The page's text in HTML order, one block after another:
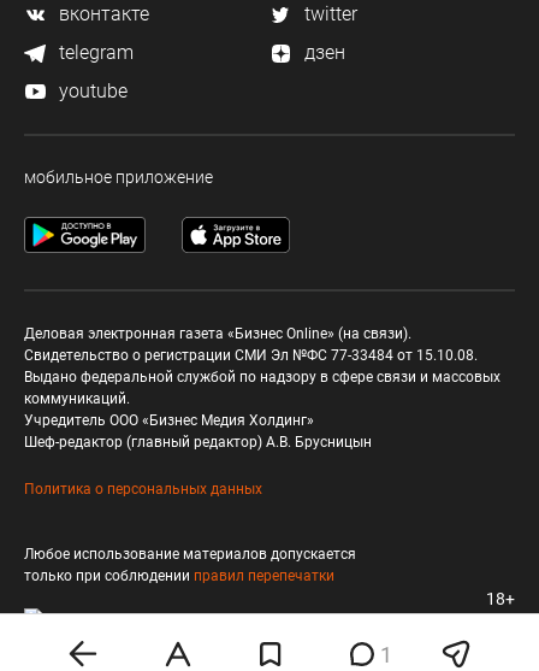
1
вконтакте
twitter
telegram
дзен
youtube
мобильное приложение
Деловая электронная газета «Бизнес Online» (на связи).
Свидетельство о регистрации СМИ Эл №ФС 77-33484 от 15.10.08.
Выдано федеральной службой по надзору в сфере связи и массовых
коммуникаций.
Учредитель ООО «Бизнес Медия Холдинг»
Шеф-редактор (главный редактор) А.В. Брусницын
Политика о персональных данных
Любое использование материалов допускается
только при соблюдении правил перепечатки
18+